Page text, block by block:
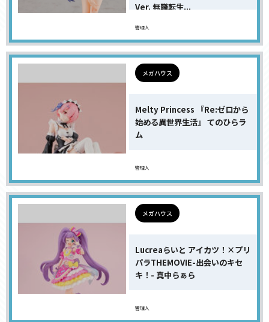
Ver. 無職転生...
管理人
メガハウス
Melty Princess 『Re:ゼロから
始める異世界生活』 てのひらラ
ム
管理人
メガハウス
Lucreaらいと アイカツ！×プリ
パラTHEMOVIE-出会いのキセ
キ！- 真中らぁら
管理人